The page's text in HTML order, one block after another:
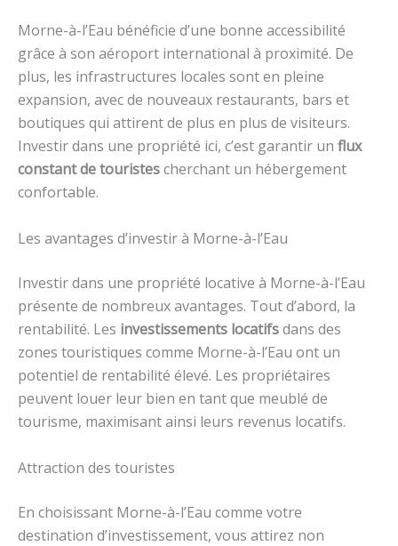
Morne-à-l’Eau bénéficie d’une bonne accessibilité
grâce à son aéroport international à proximité. De
plus, les infrastructures locales sont en pleine
expansion, avec de nouveaux restaurants, bars et
boutiques qui attirent de plus en plus de visiteurs.
Investir dans une propriété ici, c’est garantir un flux
constant de touristescherchant un hébergement
confortable.
Les avantages d’investir à Morne-à-l’Eau
Investir dans une propriété locative à Morne-à-l’Eau
présente de nombreux avantages. Tout d’abord, la
rentabilité. Les investissements locatifsdans des
zones touristiques comme Morne-à-l’Eau ont un
potentiel de rentabilité élevé. Les propriétaires
peuvent louer leur bien en tant que meublé de
tourisme, maximisant ainsi leurs revenus locatifs.
Attraction des touristes
En choisissant Morne-à-l’Eau comme votre
destination d’investissement, vous attirez non